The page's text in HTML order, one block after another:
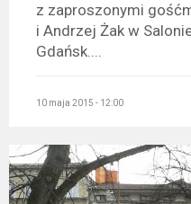
z zaproszonymi
i Andrzej Żak w
Gdańsk....
10 maja 2015 - 12:00